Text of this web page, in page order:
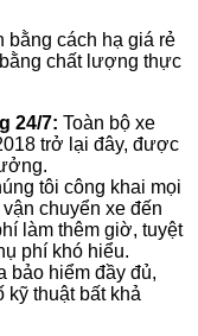
bằng cách hạ giá rẻ
chất lượng thực
24/7: Toàn bộ xe
trở lại đây, được
tôi công khai mọi
chuyển xe đến
làm thêm giờ, tuyệt
phí khó hiểu.
bảo hiểm đầy đủ,
kỹ thuật bất khả